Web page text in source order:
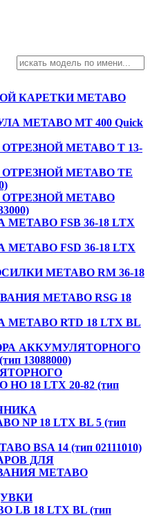
КАРЕТКИ METABO
METABO MT 400 Quick
METABO T 13-
METABO TE
METABO
FSB 36-18 LTX
FSD 36-18 LTX
METABO RM 36-18
METABO RSG 18
RTD 18 LTX BL
АККУМУЛЯТОРНОГО
13088000)
18 LTX 20-82 (тип
NP 18 LTX BL 5 (тип
BSA 14 (тип 02111010)
ДЛЯ
METABO
LB 18 LTX BL (тип